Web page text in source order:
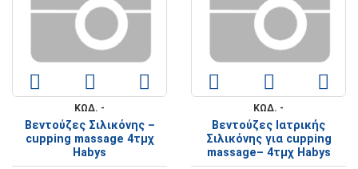
ΚΩΔ. -
Βεντούζες Σιλικόνης –
cupping massage 4τμχ
Habys
ΚΩΔ. -
Βεντούζες Ιατρικής
Σιλικόνης για cupping
massage– 4τμχ Habys